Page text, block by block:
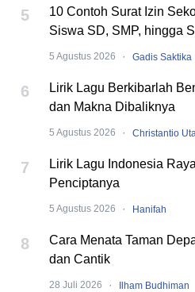
5
10 Contoh Surat Izin
Siswa SD, SMP, hingga
5 Agustus 2026 · Gadis Saktika
6
Lirik Lagu Berkibarlah
dan Makna Dibaliknya
5 Agustus 2026 · Christantio
7
Lirik Lagu Indonesia
Penciptanya
5 Agustus 2026 · Hanifah
8
Cara Menata Taman
dan Cantik
28 Juli 2026 · Ilham Budhiman